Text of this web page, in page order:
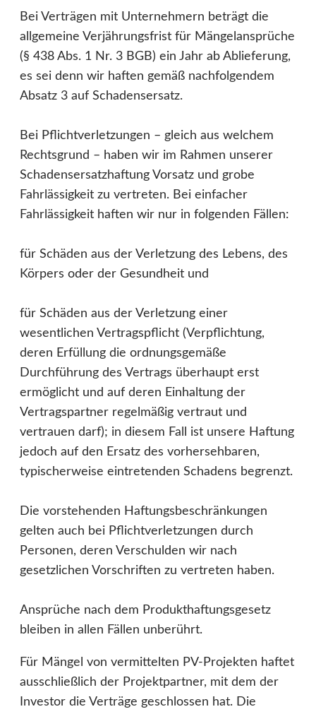
Bei Verträgen mit Unternehmern beträgt die
allgemeine Verjährungsfrist für Mängelansprüche
(§ 438 Abs. 1 Nr. 3 BGB) ein Jahr ab Ablieferung,
es sei denn wir haften gemäß nachfolgendem
Absatz 3 auf Schadensersatz.
Bei Pflichtverletzungen – gleich aus welchem
Rechtsgrund – haben wir im Rahmen unserer
Schadensersatzhaftung Vorsatz und grobe
Fahrlässigkeit zu vertreten. Bei einfacher
Fahrlässigkeit haften wir nur in folgenden Fällen:
für Schäden aus der Verletzung des Lebens, des
Körpers oder der Gesundheit und
für Schäden aus der Verletzung einer
wesentlichen Vertragspflicht (Verpflichtung,
deren Erfüllung die ordnungsgemäße
Durchführung des Vertrags überhaupt erst
ermöglicht und auf deren Einhaltung der
Vertragspartner regelmäßig vertraut und
vertrauen darf); in diesem Fall ist unsere Haftung
jedoch auf den Ersatz des vorhersehbaren,
typischerweise eintretenden Schadens begrenzt.
Die vorstehenden Haftungsbeschränkungen
gelten auch bei Pflichtverletzungen durch
Personen, deren Verschulden wir nach
gesetzlichen Vorschriften zu vertreten haben.
Ansprüche nach dem Produkthaftungsgesetz
bleiben in allen Fällen unberührt.
Für Mängel von vermittelten PV-Projekten haftet
ausschließlich der Projektpartner, mit dem der
Investor die Verträge geschlossen hat. Die